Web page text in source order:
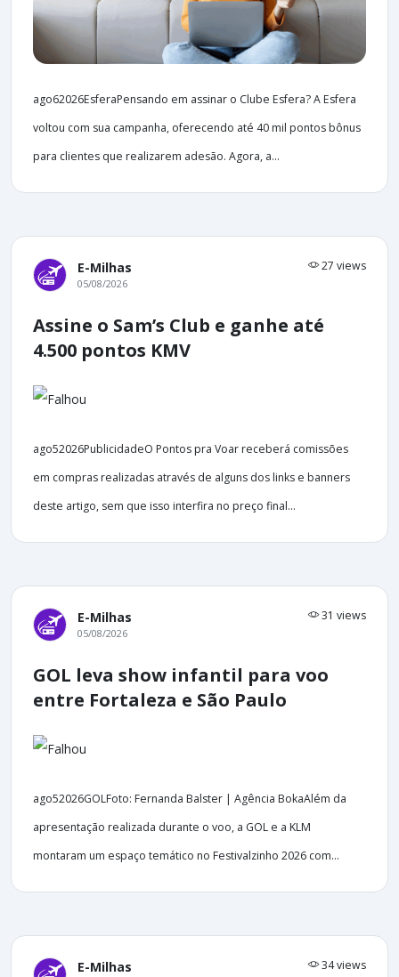
ago62026EsferaPensando em assinar o Clube Esfera? A Esfera
voltou com sua campanha, oferecendo até 40 mil pontos bônus
para clientes que realizarem adesão. Agora, a...
E-Milhas 27 views
05/08/2026
Assine o Sam’s Club e ganhe até
4.500 pontos KMV
ago52026PublicidadeO Pontos pra Voar receberá comissões
em compras realizadas através de alguns dos links e banners
deste artigo, sem que isso interfira no preço final...
E-Milhas 31 views
05/08/2026
GOL leva show infantil para voo
entre Fortaleza e São Paulo
ago52026GOLFoto: Fernanda Balster | Agência BokaAlém da
apresentação realizada durante o voo, a GOL e a KLM
montaram um espaço temático no Festivalzinho 2026 com...
E-Milhas 34 views